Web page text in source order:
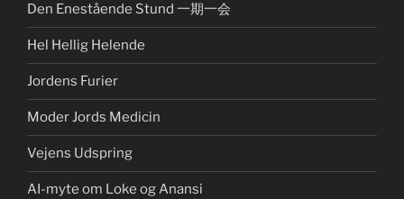
Den Enestående Stund 一期一会
Hel Hellig Helende
Jordens Furier
Moder Jords Medicin
Vejens Udspring
AI-myte om Loke og Anansi